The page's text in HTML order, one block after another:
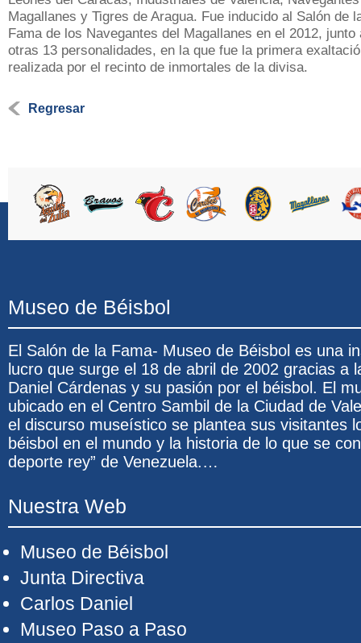
Magallanes y Tigres de Aragua. Fue inducido al Salón de
Fama de los Navegantes del Magallanes en el 2012, junto
otras 13 personalidades, en la que fue la primera
realizada por el recinto de inmortales de la divisa.
Regresar
Museo de Béisbol
El Salón de la Fama- Museo de Béisbol es una
lucro que surge el 18 de abril de 2002 gracias a
Daniel Cárdenas y su pasión por el béisbol. El
ubicado en el Centro Sambil de la Ciudad de
el discurso museístico se plantea sus visitantes
béisbol en el mundo y la historia de lo que se
deporte rey” de Venezuela.…
Nuestra Web
Museo de Béisbol
Junta Directiva
Carlos Daniel
Museo Paso a Paso